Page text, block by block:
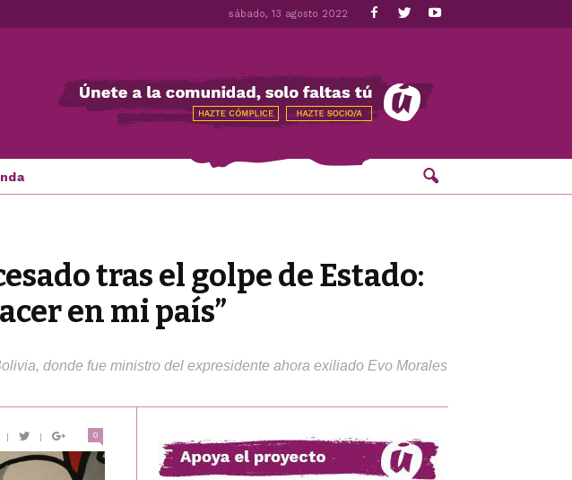
sábado, 13 agosto 2022
tras el golpe de Estado:
en mi país”
donde fue ministro del expresidente ahora exiliado Evo Morales
| | 0